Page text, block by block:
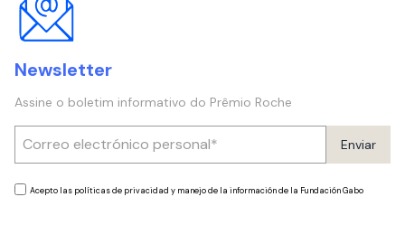
Newsletter
Assine o boletim informativo do Prêmio Roche
Enviar
Acepto las políticas de privacidad y manejo de la información de la Fundación Gabo